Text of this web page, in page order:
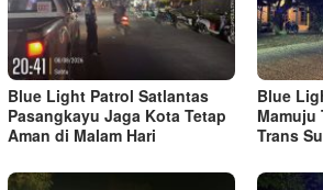
Blue Light Patrol Satlantas
Pasangkayu Jaga Kota Tetap
Aman di Malam Hari
Blue
Mamuju
Trans